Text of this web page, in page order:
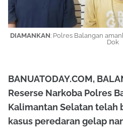
DIAMANKAN: Polres Balangan
Dok
BANUATODAY.COM,
Reserse Narkoba Polres
Kalimantan Selatan telah
kasus peredaran gelap